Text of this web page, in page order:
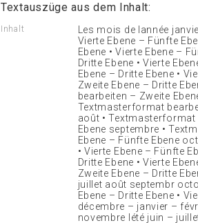
Textauszüge aus dem Inhalt:
Inhalt
Les mois de lannée
Vierte Ebene – Fünfte
Ebene • Vierte Ebene –
Dritte Ebene • Vierte
Ebene – Dritte Ebene •
Zweite Ebene – Dritte
bearbeiten – Zweite
Textmasterformat
août • Textmasterformat
Ebene septembre •
Ebene – Fünfte Ebene
• Vierte Ebene – Fünfte
Dritte Ebene • Vierte
Zweite Ebene – Dritte
juillet août septembr
Ebene – Dritte Ebene •
décembre – janvier –
novembre lété juin –